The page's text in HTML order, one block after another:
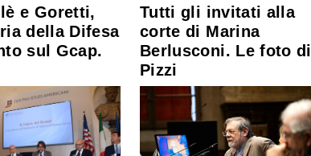
e Goretti,
della Difesa
sul Gcap.
Tutti gli invitati alla
corte di Marina
Berlusconi. Le foto di
Pizzi